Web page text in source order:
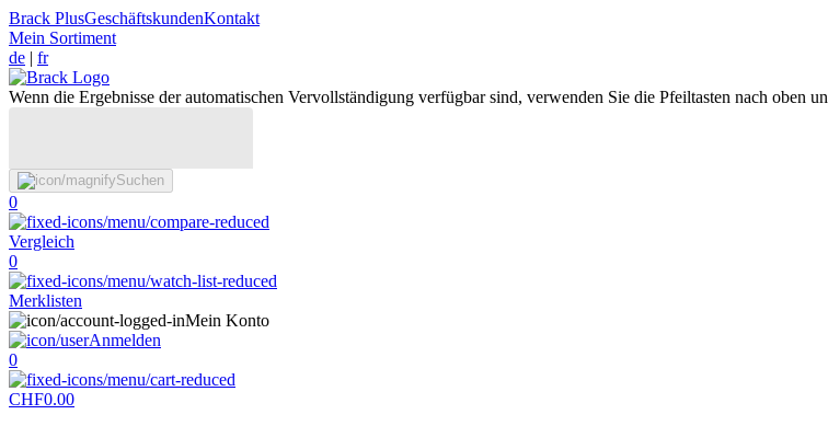
Brack PlusGeschäftskundenKontakt
Mein Sortiment
de | fr
Wenn die Ergebnisse der automatischen Vervollständigung verfügbar sind, verwenden Sie die Pfeiltasten nach oben
Suchen
0
Vergleich
0
Merklisten
Mein Konto
Anmelden
0
CHF0.00